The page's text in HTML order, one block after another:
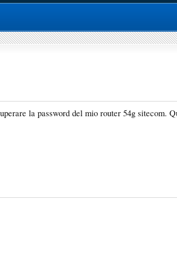
la password del mio router 54g sitecom.